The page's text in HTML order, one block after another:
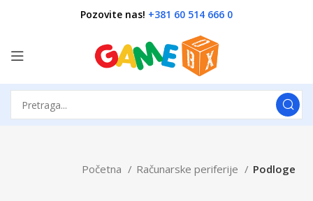
Pozovite nas! +381 60 514 666 0
Početna Računarske periferije Podloge